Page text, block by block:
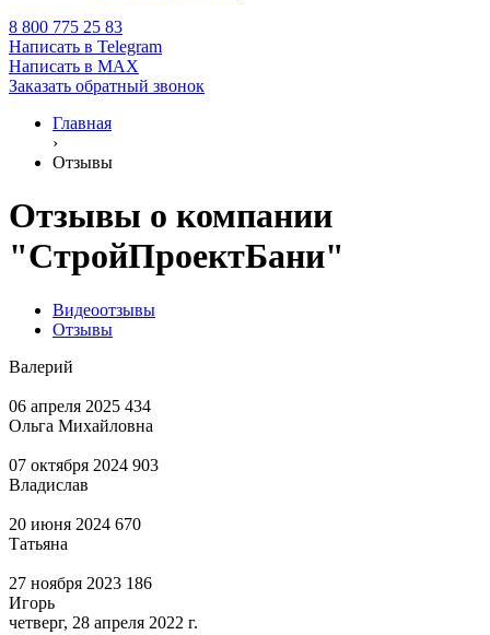
8 800 775 25 83
Написать в Telegram
Написать в MAX
Заказать обратный звонок
Главная
›
Отзывы
Отзывы о компании
"СтройПроектБани"
Видеоотзывы
Отзывы
Валерий
06 апреля 2025 434
Ольга Михайловна
07 октября 2024 903
Владислав
20 июня 2024 670
Татьяна
27 ноября 2023 186
Игорь
четверг, 28 апреля 2022 г.